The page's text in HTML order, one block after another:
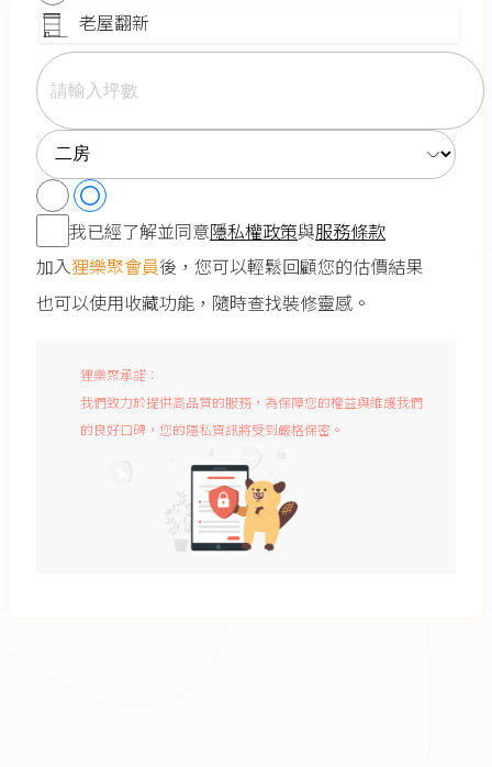
老屋翻新
我已經了解並同意隱私權政策與服務條款
加入狸樂聚會員後，您可以輕鬆回顧您的估價結果
也可以使用收藏功能，隨時查找裝修靈感。
狸樂聚承諾：
我們致力於提供高品質的服務，為保障您的權益與維護我們
的良好口碑，您的隱私資訊將受到嚴格保密。